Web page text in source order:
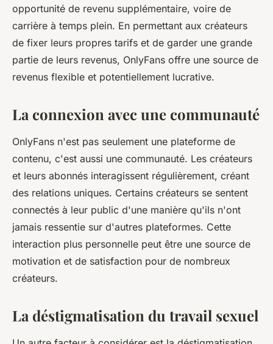
opportunité de revenu supplémentaire, voire de
carrière à temps plein. En permettant aux créateurs
de fixer leurs propres tarifs et de garder une grande
partie de leurs revenus, OnlyFans offre une source de
revenus flexible et potentiellement lucrative.
La connexion avec une communauté
OnlyFans n'est pas seulement une plateforme de
contenu, c'est aussi une communauté. Les créateurs
et leurs abonnés interagissent régulièrement, créant
des relations uniques. Certains créateurs se sentent
connectés à leur public d'une manière qu'ils n'ont
jamais ressentie sur d'autres plateformes. Cette
interaction plus personnelle peut être une source de
motivation et de satisfaction pour de nombreux
créateurs.
La déstigmatisation du travail sexuel